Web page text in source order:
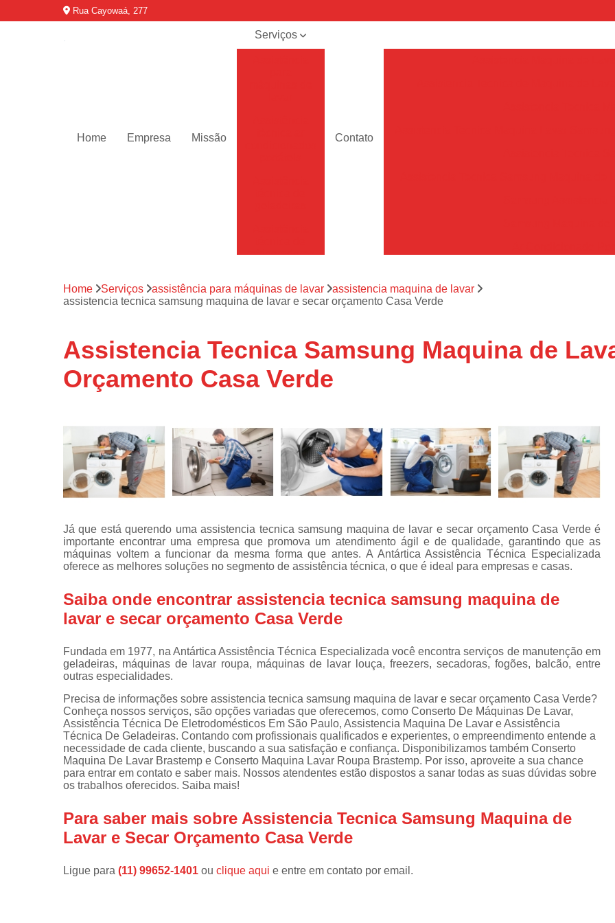
Rua Cayowaá, 277
Home Empresa Missão
Serviços
refrigeradores
técnica de
secadoras
fogão
Assistências
técnicas de
máquinas de
lavar
Consertos de
adega
expositoras
Instalação de
fogões
máquinas de
lavar roupa
lava e seca
Manutenções
Manutenções
em freezer
Contato
Assistencia Tecnica Ar
Assistencia Tecnica de
Assistencia Tecnica
Assistencia Tecnica para Ar Condicionado
Assistencia Tecnica de Geladeira Electrolux
Assistencia Tecnica Resfriar Geladeira
Electrolux Geladeira Assistencia
Geladeira Electrolux Assistencia
Assistencia Tecnica de Refrigerador Electrolux
Assistencia Tecnica
Assistencia Tecnica Refrigerador Electrolux
Assistencia Tecnica Lavadora Secadora
Assistencia Tecnica Maquina Secadora de
Assistencia Tecnica
Assistencia Tecnica Secadora Enxuta
Home Serviços assistência para máquinas de lavar
assistencia maquina de lavar
assistencia tecnica samsung maquina de lavar e secar orçamento Casa Verde
Assistencia Tecnica Samsung Maquina de
Orçamento Casa Verde
Já que está querendo uma assistencia tecnica samsung maquina de lavar e secar orçamento Casa Verde é
importante encontrar uma empresa que promova um atendimento ágil e de qualidade, garantindo que as
máquinas voltem a funcionar da mesma forma que antes. A Antártica Assistência Técnica Especializada
oferece as melhores soluções no segmento de assistência técnica, o que é ideal para empresas e casas.
Saiba onde encontrar assistencia tecnica samsung maquina de
lavar e secar orçamento Casa Verde
Fundada em 1977, na Antártica Assistência Técnica Especializada você encontra serviços de manutenção em
geladeiras, máquinas de lavar roupa, máquinas de lavar louça, freezers, secadoras, fogões, balcão, entre
outras especialidades.
Precisa de informações sobre assistencia tecnica samsung maquina de lavar e secar orçamento Casa Verde?
Conheça nossos serviços, são opções variadas que oferecemos, como Conserto De Máquinas De Lavar,
Assistência Técnica De Eletrodomésticos Em São Paulo, Assistencia Maquina De Lavar e Assistência
Técnica De Geladeiras. Contando com profissionais qualificados e experientes, o empreendimento entende a
necessidade de cada cliente, buscando a sua satisfação e confiança. Disponibilizamos também Conserto
Maquina De Lavar Brastemp e Conserto Maquina Lavar Roupa Brastemp. Por isso, aproveite a sua chance
para entrar em contato e saber mais. Nossos atendentes estão dispostos a sanar todas as suas dúvidas sobre
os trabalhos oferecidos. Saiba mais!
Para saber mais sobre Assistencia Tecnica Samsung Maquina de
Lavar e Secar Orçamento Casa Verde
Ligue para (11) 99652-1401 ou clique aqui e entre em contato por email.